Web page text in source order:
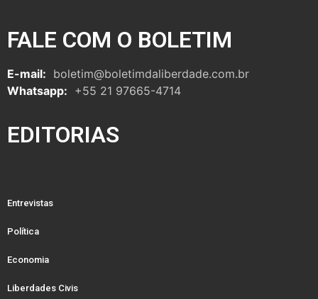
FALE COM O BOLETIM
E-mail: boletim@boletimdaliberdade.com.br
Whatsapp: +55 21 97665-4714
EDITORIAS
Entrevistas
Política
Economia
Liberdades Civis